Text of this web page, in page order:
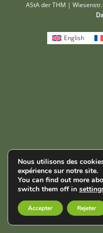
AStA der THM |
Nous utilisons des
expérience sur notre site.
You can find out more
switch them off in
Accepter Rejeter
English